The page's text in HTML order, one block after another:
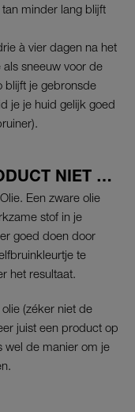
minder lang blijft
à vier dagen na het
sneeuw voor de
blijft je gebronsde
je je huid gelijk goed
NIET …
Een zware olie
stof in je
goed doen door
te
het resultaat.
(zéker niet de
juist een product op
wel de manier om je